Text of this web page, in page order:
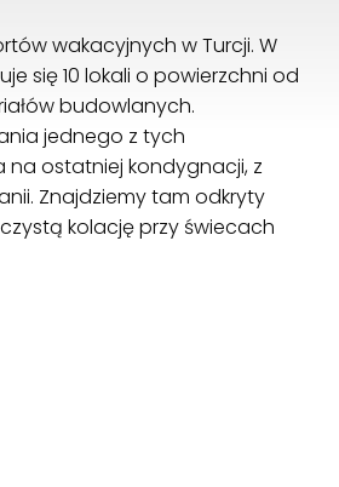
wakacyjnych w Turcji. W
się 10 lokali o powierzchni od
budowlanych.
jednego z tych
ostatniej kondygnacji, z
Znajdziemy tam odkryty
kolację przy świecach